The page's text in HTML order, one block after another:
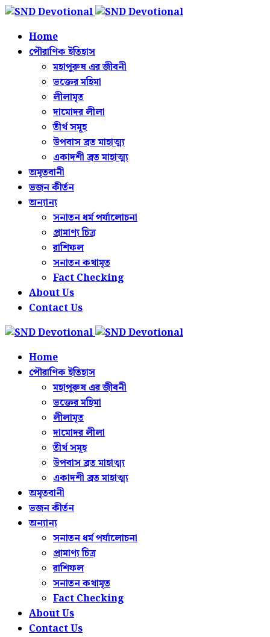
Home
পৌরাণিক ইতিহাস
মহাপুরুষ এর জীবনী
ভক্তের মহিমা
লীলামৃত
দামোদর লীলা
তীর্থ সমূহ
উপবাস ব্রত মাহাত্ম্য
একাদশী ব্রত মাহাত্ম্য
অমৃতবানী
ভজন কীর্তন
অন্যান্য
সনাতন ধর্ম পর্যালোচনা
প্রামাণ্য চিত্র
রাশিফল
সনাতন কথামৃত
Fact Checking
About Us
Contact Us
Home
পৌরাণিক ইতিহাস
মহাপুরুষ এর জীবনী
ভক্তের মহিমা
লীলামৃত
দামোদর লীলা
তীর্থ সমূহ
উপবাস ব্রত মাহাত্ম্য
একাদশী ব্রত মাহাত্ম্য
অমৃতবানী
ভজন কীর্তন
অন্যান্য
সনাতন ধর্ম পর্যালোচনা
প্রামাণ্য চিত্র
রাশিফল
সনাতন কথামৃত
Fact Checking
About Us
Contact Us